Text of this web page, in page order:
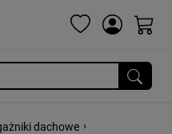
dachowe ›